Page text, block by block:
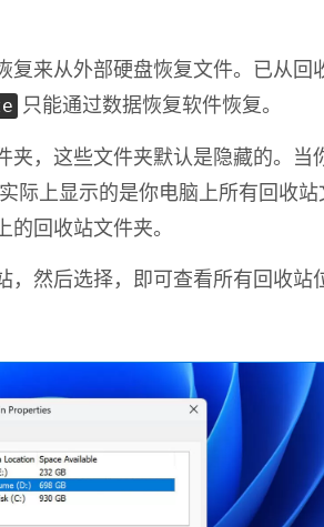
复来从外部硬盘恢复文件。已从回
只能通过数据恢复软件恢复。
夹，这些文件夹默认是隐藏的。当
际上显示的是你电脑上所有回收
回收站文件夹。
，然后选择，即可查看所有回收站